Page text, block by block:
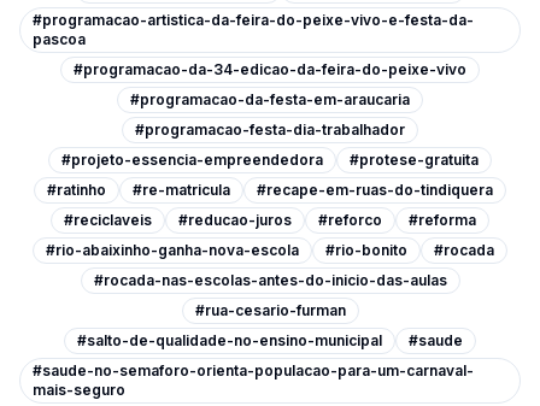
#programacao-artistica-da-feira-do-peixe-vivo-e-festa-da-
pascoa
#programacao-da-34-edicao-da-feira-do-peixe-vivo
#programacao-da-festa-em-araucaria
#programacao-festa-dia-trabalhador
#projeto-essencia-empreendedora
#protese-gratuita
#ratinho
#re-matricula
#recape-em-ruas-do-tindiquera
#reciclaveis
#reducao-juros #reforco
#reforma
#rio-abaixinho-ganha-nova-escola
#rio-bonito
#rocada
#rocada-nas-escolas-antes-do-inicio-das-aulas
#rua-cesario-furman
#salto-de-qualidade-no-ensino-municipal
#saude
#saude-no-semaforo-orienta-populacao-para-um-carnaval-
mais-seguro